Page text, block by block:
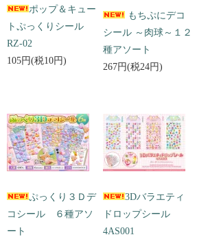
ポップ＆キュー
トぷっくりシール
RZ-02
105円(税10円)
もちぷにデコ
シール ～肉球～１２
種アソート
267円(税24円)
ぷっくり３Ｄデ
コシール ６種アソ
ート
3Dバラエティ
ドロップシール
4AS001